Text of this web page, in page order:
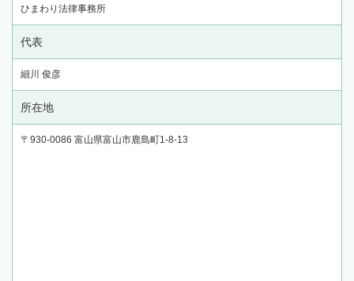
ひまわり法律事務所
代表
細川 俊彦
所在地
〒930-0086 富山県富山市鹿島町1-8-13